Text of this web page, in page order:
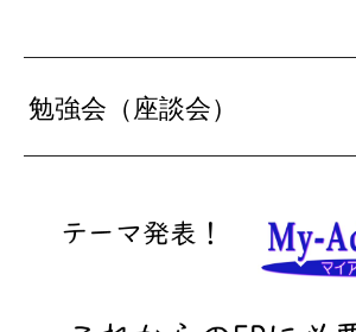
勉強会（座談会）